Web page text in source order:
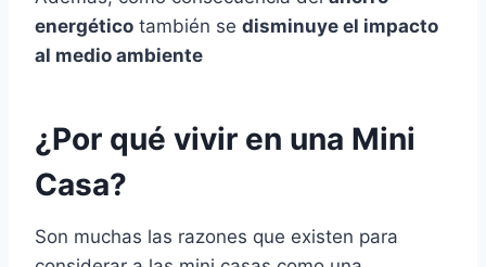
energético también se disminuye el impacto
al medio ambiente
¿Por qué vivir en una Mini
Casa?
Son muchas las razones que existen para